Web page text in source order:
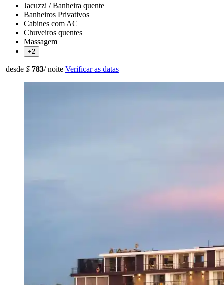
Jacuzzi / Banheira quente
Banheiros Privativos
Cabines com AC
Chuveiros quentes
Massagem
+2
desde $ 783/ noite Verificar as datas